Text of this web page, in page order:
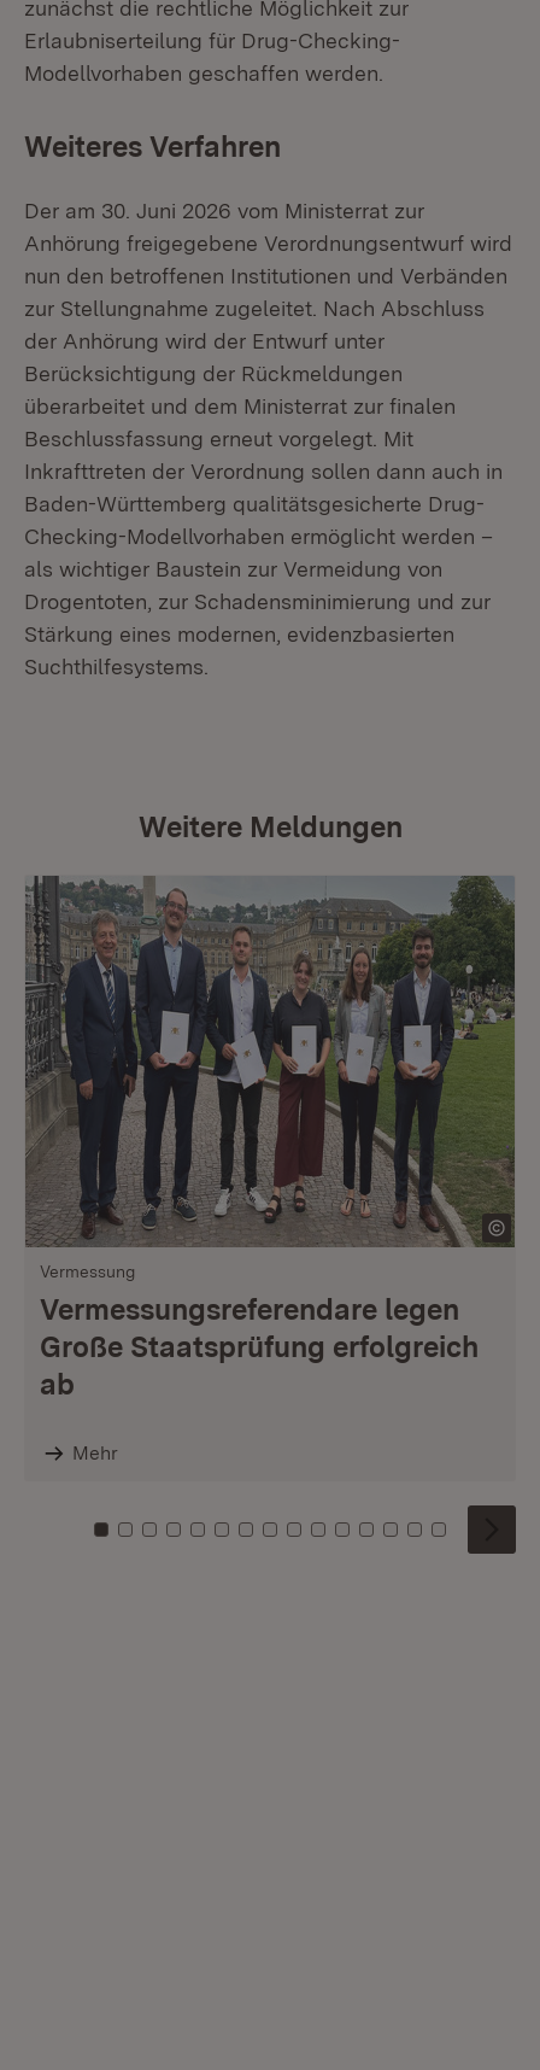
zunächst die rechtliche Möglichkeit zur
Erlaubniserteilung für Drug-Checking-
Modellvorhaben geschaffen werden.
Weiteres Verfahren
Der am 30. Juni 2026 vom Ministerrat zur
Anhörung freigegebene Verordnungsentwurf wird
nun den betroffenen Institutionen und Verbänden
zur Stellungnahme zugeleitet. Nach Abschluss
der Anhörung wird der Entwurf unter
Berücksichtigung der Rückmeldungen
überarbeitet und dem Ministerrat zur finalen
Beschlussfassung erneut vorgelegt. Mit
Inkrafttreten der Verordnung sollen dann auch in
Baden-Württemberg qualitätsgesicherte Drug-
Checking-Modellvorhaben ermöglicht werden –
als wichtiger Baustein zur Vermeidung von
Drogentoten, zur Schadensminimierung und zur
Stärkung eines modernen, evidenzbasierten
Suchthilfesystems.
Weitere Meldungen
Vermessung
Vermessungsreferendare legen
Große Staatsprüfung erfolgreich
ab
Mehr
Zu Kachel: 0
Zu Kachel: 1
Zu Kachel: 2
Zu Kachel: 3
Zu Kachel: 4
Zu Kachel: 5
Zu Kachel: 6
Zu Kachel: 7
Zu Kachel: 8
Zu Kachel: 9
Zu Kachel: 10
Zu Kachel: 11
Zu Kachel: 12
Zu Kachel:
Zu